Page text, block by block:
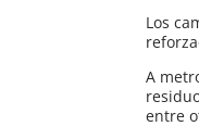
Los
A
entre